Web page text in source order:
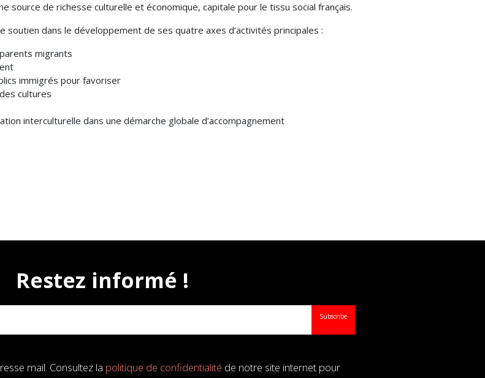
source de richesse culturelle et économique, capitale pour le tissu social français.
soutien dans le développement de ses quatre axes d’activités principales :
migrants
immigrés pour favoriser
cultures
interculturelle dans une démarche globale d’accompagnement
Restez informé !
Subscribe
mail. Consultez la politique de confidentialité de notre site internet pour